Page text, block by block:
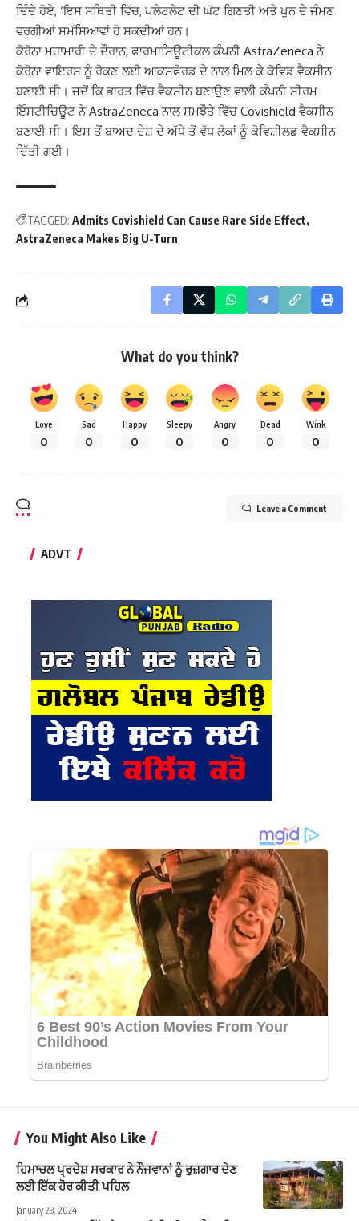
ਦਿੰਦੇ ਹੋਏ, ‘ਇਸ ਸਥਿਤੀ ਵਿੱਚ, ਪਲੇਟਲੇਟ ਦੀ ਘੱਟ ਗਿਣਤੀ ਅਤੇ ਖੂਨ ਦੇ ਜੰਮਣ
ਵਰਗੀਆਂ ਸਮੱਸਿਆਵਾਂ ਹੋ ਸਕਦੀਆਂ ਹਨ।
ਕੋਰੋਨਾ ਮਹਾਮਾਰੀ ਦੇ ਦੌਰਾਨ, ਫਾਰਮਾਸਿਊਟੀਕਲ ਕੰਪਨੀ AstraZeneca ਨੇ
ਕੋਰੋਨਾ ਵਾਇਰਸ ਨੂੰ ਰੋਕਣ ਲਈ ਆਕਸਫੋਰਡ ਦੇ ਨਾਲ ਮਿਲ ਕੇ ਕੋਵਿਡ ਵੈਕਸੀਨ
ਬਣਾਈ ਸੀ। ਜਦੋਂ ਕਿ ਭਾਰਤ ਵਿੱਚ ਵੈਕਸੀਨ ਬਣਾਉਣ ਵਾਲੀ ਕੰਪਨੀ ਸੀਰਮ
ਇੰਸਟੀਚਿਊਟ ਨੇ AstraZeneca ਨਾਲ ਸਮਝੌਤੇ ਵਿੱਚ Covishield ਵੈਕਸੀਨ
ਬਣਾਈ ਸੀ। ਇਸ ਤੋਂ ਬਾਅਦ ਦੇਸ਼ ਦੇ ਅੱਧੇ ਤੋਂ ਵੱਧ ਲੋਕਾਂ ਨੂੰ ਕੋਵਿਸ਼ੀਲਡ ਵੈਕਸੀਨ
ਦਿੱਤੀ ਗਈ।
TAGGED: Admits Covishield Can Cause Rare Side Effect
AstraZeneca Makes Big U-Turn
What do you think?
Love
0
Sad
0
Happy
0
Sleepy
0
Angry
0
Dead
0
Wink
0
Leave a Comment
ADVT
You Might Also Like
ਹਿਮਾਚਲ ਪ੍ਰਦੇਸ਼ ਸਰਕਾਰ ਨੇ ਨੌਜਵਾਨਾਂ ਨੂੰ ਰੁਜ਼ਗਾਰ ਦੇਣ
ਲਈ ਇੱਕ ਹੋਰ ਕੀਤੀ ਪਹਿਲ
January 23, 2024